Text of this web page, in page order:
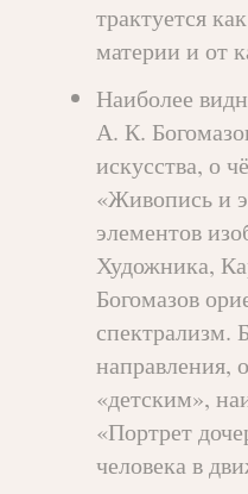
трактуется
материи и от
Наиболее
А. К.
искусства, о
«Живопись и
элементов
Художника,
Богомазов
спектрализм.
направления,
«детским»,
«Портрет
человека в